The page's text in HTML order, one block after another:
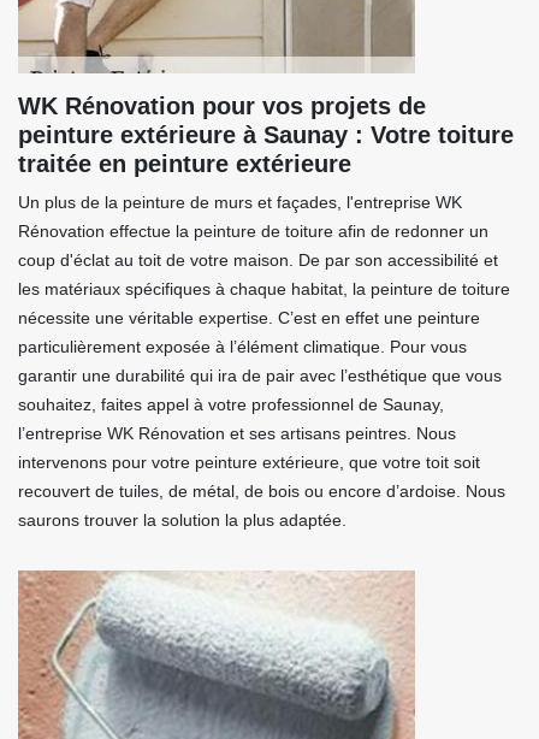
WK Rénovation pour vos projets de
peinture extérieure à Saunay : Votre toiture
traitée en peinture extérieure
Un plus de la peinture de murs et façades, l'entreprise WK
Rénovation effectue la peinture de toiture afin de redonner un
coup d'éclat au toit de votre maison. De par son accessibilité et
les matériaux spécifiques à chaque habitat, la peinture de toiture
nécessite une véritable expertise. C’est en effet une peinture
particulièrement exposée à l’élément climatique. Pour vous
garantir une durabilité qui ira de pair avec l’esthétique que vous
souhaitez, faites appel à votre professionnel de Saunay,
l’entreprise WK Rénovation et ses artisans peintres. Nous
intervenons pour votre peinture extérieure, que votre toit soit
recouvert de tuiles, de métal, de bois ou encore d’ardoise. Nous
saurons trouver la solution la plus adaptée.